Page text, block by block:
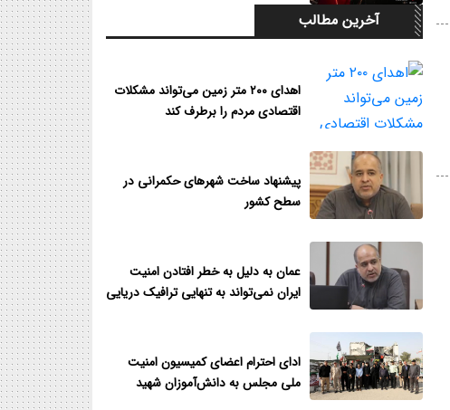
آخرین مطالب
اهدای ۲۰۰ متر زمین می‌تواند مشکلات
اقتصادی مردم را برطرف کند
پیشنهاد ساخت شهرهای حکمرانی در
سطح کشور
عمان به دلیل به خطر افتادن امنیت
ایران نمی‌تواند به تنهایی ترافیک دریایی
ادای احترام اعضای کمیسیون امنیت
ملی مجلس به دانش‌آموزان شهید